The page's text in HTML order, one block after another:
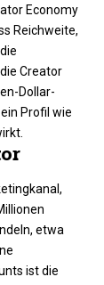
Economy
Reichweite,
Creator
Dollar-
Profil wie
etwa
ist die